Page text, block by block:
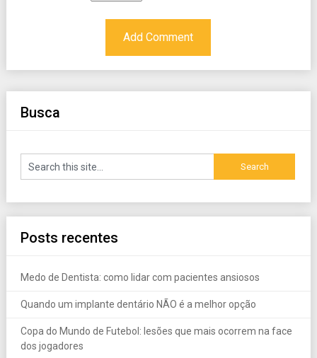
Busca
Posts recentes
Medo de Dentista: como lidar com pacientes ansiosos
Quando um implante dentário NÃO é a melhor opção
Copa do Mundo de Futebol: lesões que mais ocorrem na face
dos jogadores